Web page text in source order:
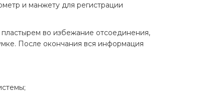
и манжету для регистрации
во избежание отсоединения,
После окончания вся информация